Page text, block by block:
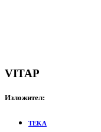
VITAP
Изложител:
TEKA